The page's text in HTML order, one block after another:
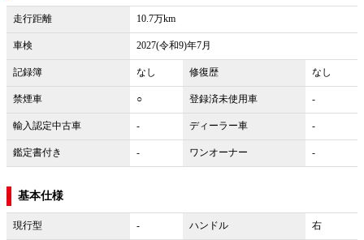
走行距離 10.7万km
車検 2027(令和9)年7月
記録簿 なし 修復歴 なし
禁煙車 ○ 登録済未使用車 -
輸入認定中古車 - ディーラー車 -
鑑定書付き - ワンオーナー -
基本仕様
現行型 - ハンドル
右